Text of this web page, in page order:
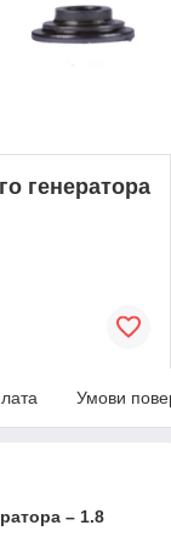
генератора
Умови
– 1.8